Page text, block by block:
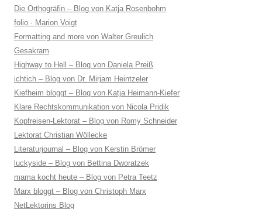
Die Orthogräfin – Blog von Katja Rosenbohm
folio · Marion Voigt
Formatting and more von Walter Greulich
Gesakram
Highway to Hell – Blog von Daniela Preiß
ichtich – Blog von Dr. Mirjam Heintzeler
Kiefheim bloggt – Blog von Katja Heimann-Kiefer
Klare Rechtskommunikation von Nicola Pridik
Kopfreisen-Lektorat – Blog von Romy Schneider
Lektorat Christian Wöllecke
Literaturjournal – Blog von Kerstin Brömer
luckyside – Blog von Bettina Dworatzek
mama kocht heute – Blog von Petra Teetz
Marx bloggt – Blog von Christoph Marx
NetLektorins Blog